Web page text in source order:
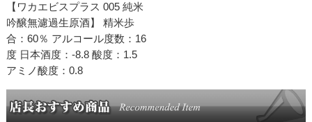
【ワカエビスプラス 005 純米
吟醸無濾過生原酒】 精米歩
合：60％ アルコール度数：16
度 日本酒度：-8.8 酸度：1.5
アミノ酸度：0.8